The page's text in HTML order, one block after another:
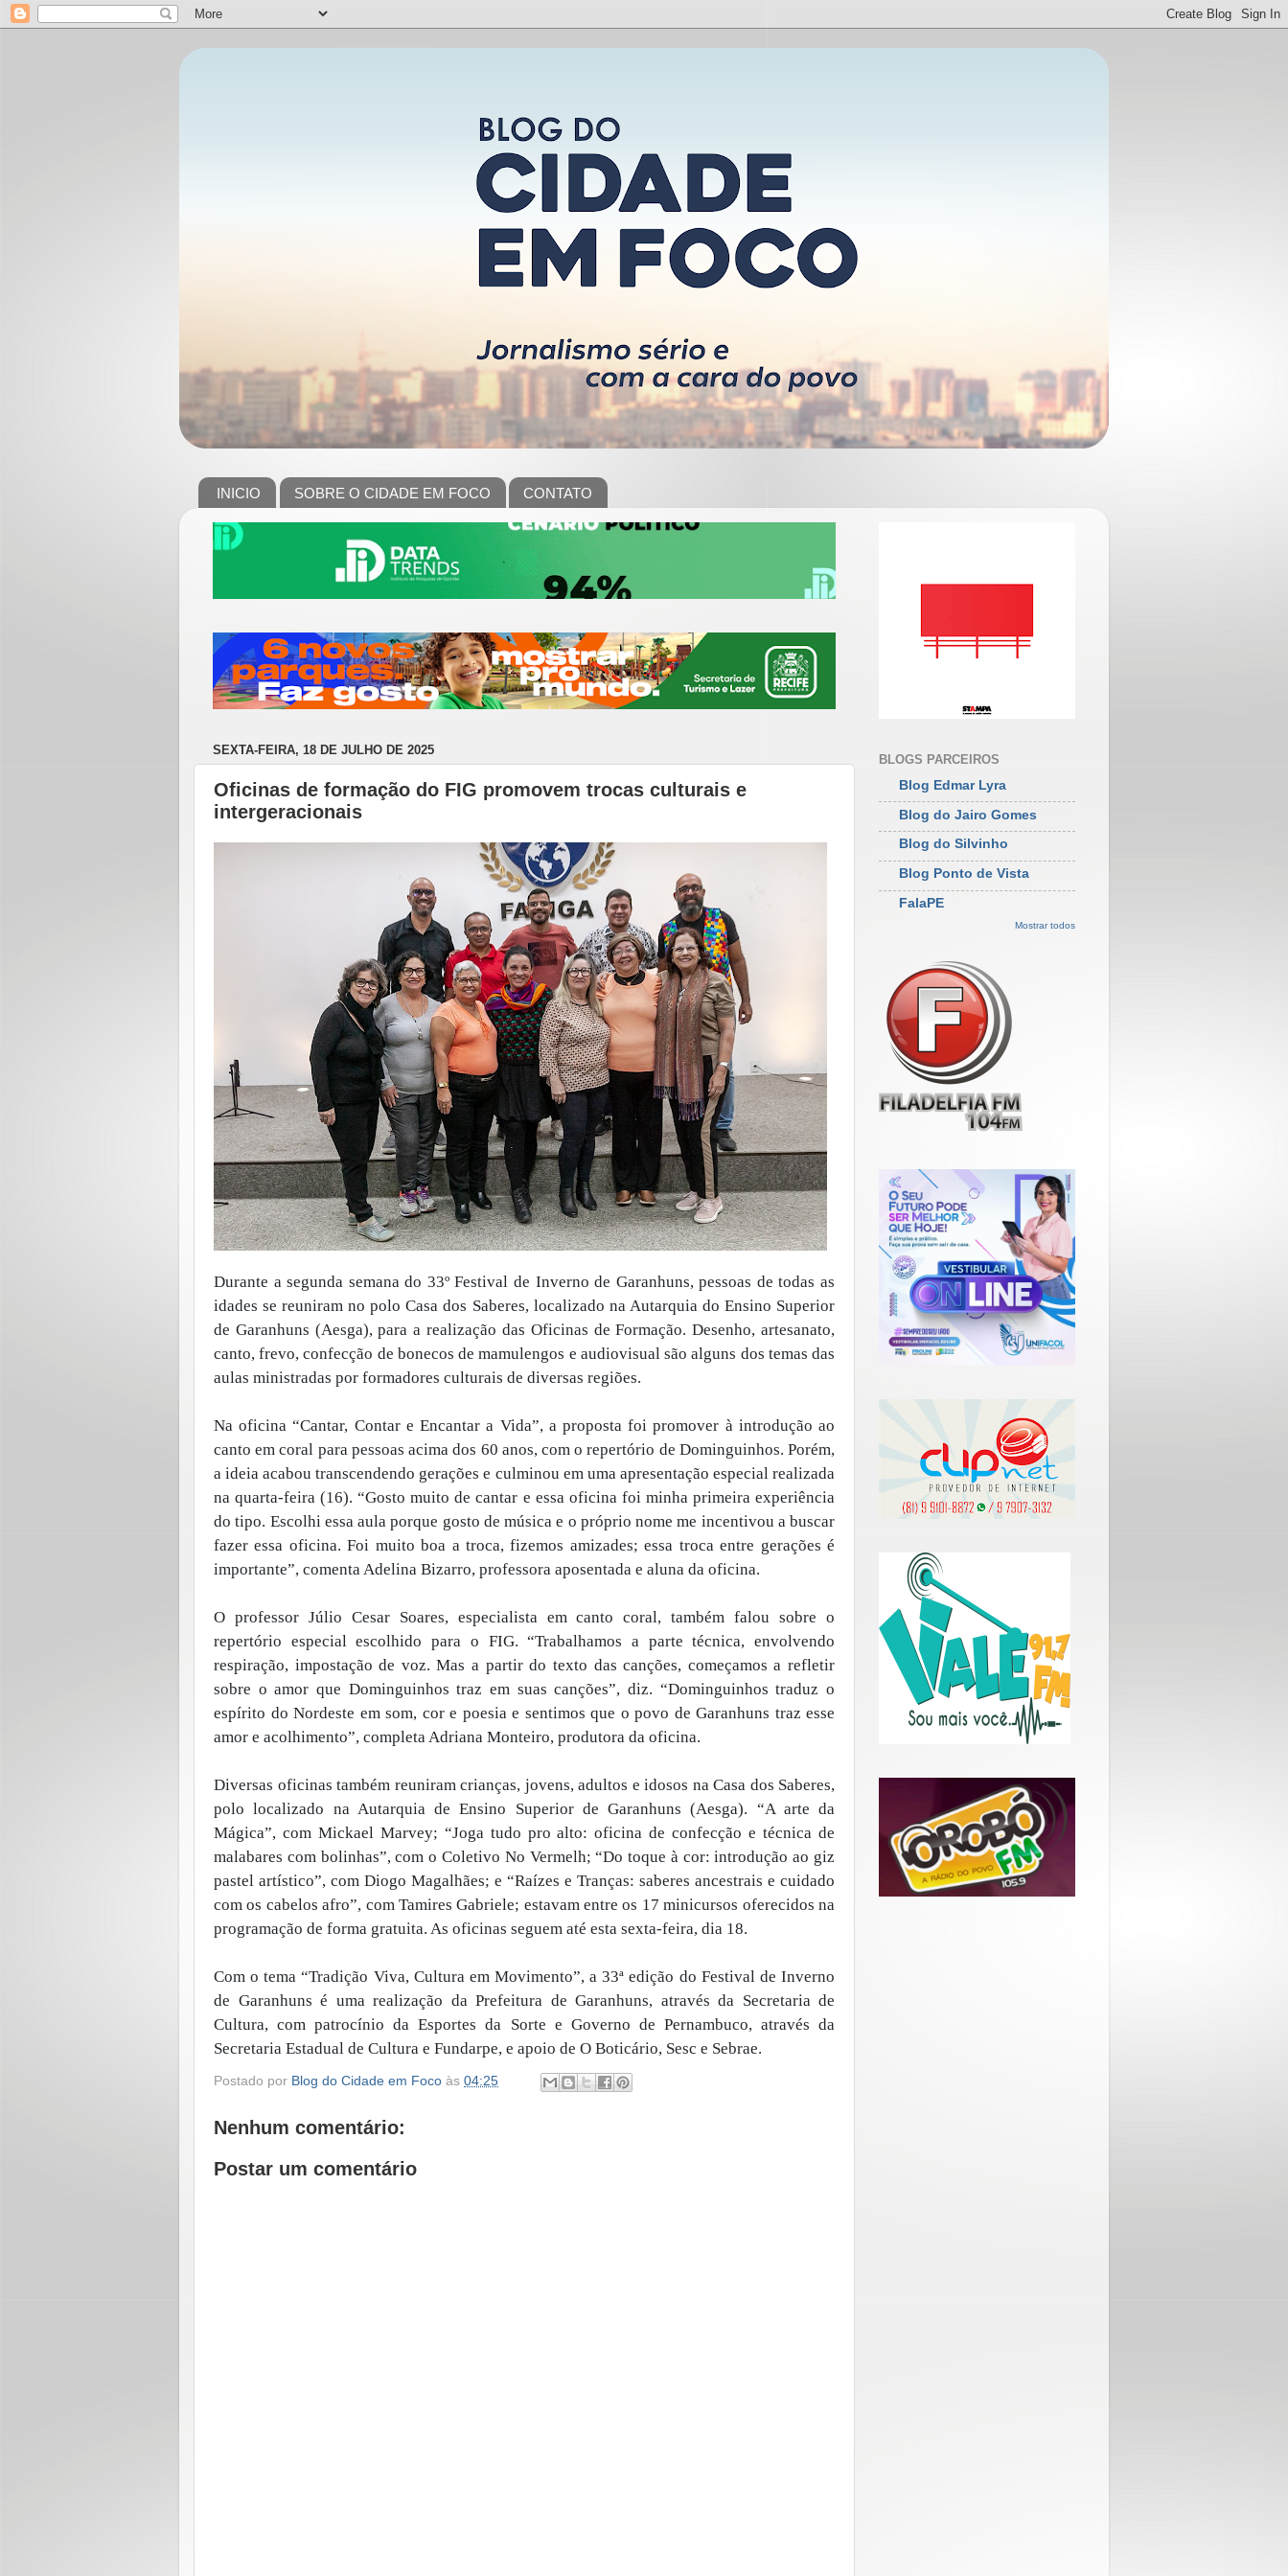
INICIO SOBRE O CIDADE EM FOCO CONTATO
SEXTA-FEIRA, 18 DE JULHO DE 2025
Oficinas de formação do FIG promovem trocas culturais e
intergeracionais
Durante a segunda semana do 33º Festival de Inverno de Garanhuns, pessoas de todas as
idades se reuniram no polo Casa dos Saberes, localizado na Autarquia do Ensino Superior
de Garanhuns (Aesga), para a realização das Oficinas de Formação. Desenho, artesanato,
canto, frevo, confecção de bonecos de mamulengos e audiovisual são alguns dos temas das
aulas ministradas por formadores culturais de diversas regiões.
Na oficina “Cantar, Contar e Encantar a Vida”, a proposta foi promover à introdução ao
canto em coral para pessoas acima dos 60 anos, com o repertório de Dominguinhos. Porém,
a ideia acabou transcendendo gerações e culminou em uma apresentação especial realizada
na quarta-feira (16). “Gosto muito de cantar e essa oficina foi minha primeira experiência
do tipo. Escolhi essa aula porque gosto de música e o próprio nome me incentivou a buscar
fazer essa oficina. Foi muito boa a troca, fizemos amizades; essa troca entre gerações é
importante”, comenta Adelina Bizarro, professora aposentada e aluna da oficina.
O professor Júlio Cesar Soares, especialista em canto coral, também falou sobre o
repertório especial escolhido para o FIG. “Trabalhamos a parte técnica, envolvendo
respiração, impostação de voz. Mas a partir do texto das canções, começamos a refletir
sobre o amor que Dominguinhos traz em suas canções”, diz. “Dominguinhos traduz o
espírito do Nordeste em som, cor e poesia e sentimos que o povo de Garanhuns traz esse
amor e acolhimento”, completa Adriana Monteiro, produtora da oficina.
Diversas oficinas também reuniram crianças, jovens, adultos e idosos na Casa dos Saberes,
polo localizado na Autarquia de Ensino Superior de Garanhuns (Aesga). “A arte da
Mágica”, com Mickael Marvey; “Joga tudo pro alto: oficina de confecção e técnica de
malabares com bolinhas”, com o Coletivo No Vermelh; “Do toque à cor: introdução ao giz
pastel artístico”, com Diogo Magalhães; e “Raízes e Tranças: saberes ancestrais e cuidado
com os cabelos afro”, com Tamires Gabriele; estavam entre os 17 minicursos oferecidos na
programação de forma gratuita. As oficinas seguem até esta sexta-feira, dia 18.
Com o tema “Tradição Viva, Cultura em Movimento”, a 33ª edição do Festival de Inverno
de Garanhuns é uma realização da Prefeitura de Garanhuns, através da Secretaria de
Cultura, com patrocínio da Esportes da Sorte e Governo de Pernambuco, através da
Secretaria Estadual de Cultura e Fundarpe, e apoio de O Boticário, Sesc e Sebrae.
Postado por Blog do Cidade em Foco às 04:25
Nenhum comentário:
Postar um comentário
BLOGS PARCEIROS
Blog Edmar Lyra
Blog do Jairo Gomes
Blog do Silvinho
Blog Ponto de Vista
FalaPE
Mostrar todos